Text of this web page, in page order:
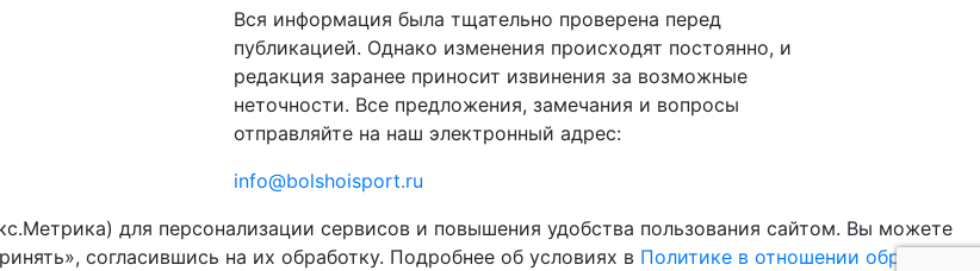
Вся информация была тщательно проверена перед
публикацией. Однако изменения происходят постоянно, и
редакция заранее приносит извинения за возможные
неточности. Все предложения, замечания и вопросы
отправляйте на наш электронный адрес:
info@bolshoisport.ru
для персонализации сервисов и повышения удобства пользования сайтом. Вы можете
согласившись на их обработку. Подробнее об условиях в Политике в отношении обработки